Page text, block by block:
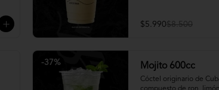
$5.990$8.500
-37% Mojito 600cc
Cóctel originario de